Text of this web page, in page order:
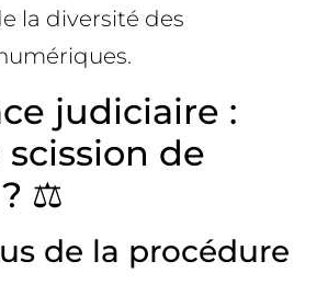
la diversité des
judiciaire :
de
⚖️
de la procédure